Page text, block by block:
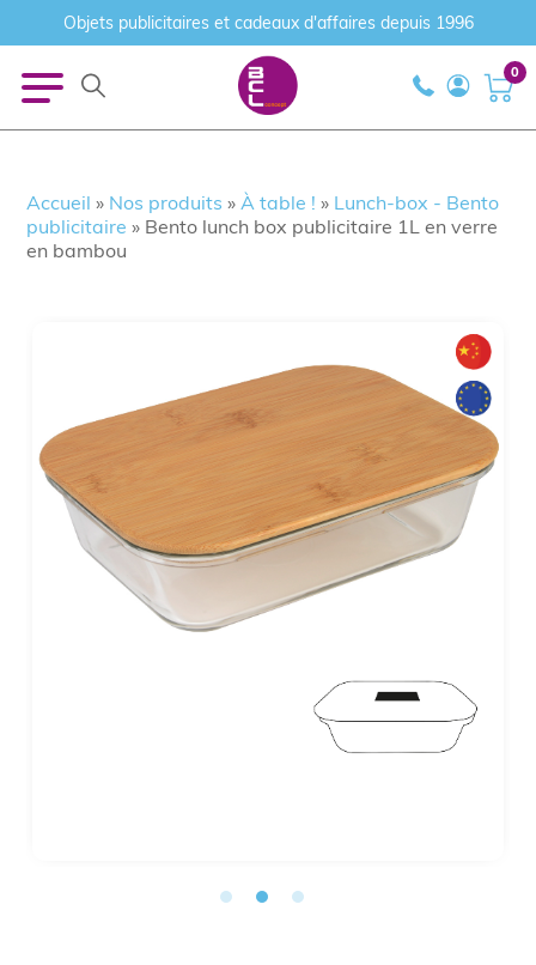
Objets publicitaires et cadeaux d'affaires depuis 1996
0
Accueil » Nos produits »À table ! » Lunch-box - Bento
publicitaire » Bento lunch box publicitaire 1L en verre
en bambou